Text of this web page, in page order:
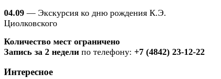
04.09 — Экскурсия ко дню рождения К.Э.
Циолковского
Количество мест ограничено
Запись за 2 недели по телефону: +7 (4842) 23-12-22
Интересное